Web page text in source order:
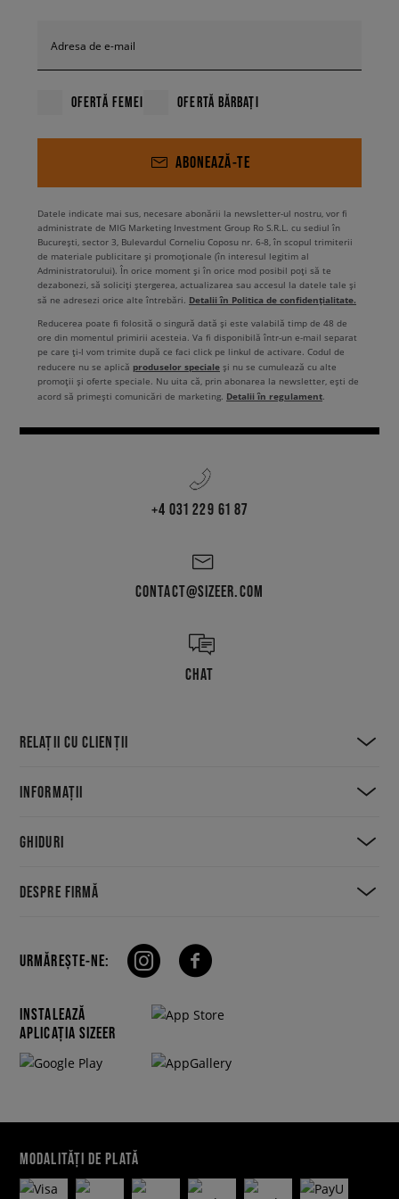
părere ai despre pantofii roz sau galbeni de la Vans?
asortează perfect cu ținutele vestimentare de primăvară-vară. În
clasice, completate de imprimeuri interesante. Te atrage perechea de
brandului? Te așteaptă, de asemenea, versiuni de pantofi cu imprimeu
floral și modelul iconic în carouri. Ce model de teniși pentru copii te
ce te așteaptă la noi și adaugă mai multe în coș, deoarece la
cumpărăturile de peste 250 RON beneficiezi de livrare gratuită.
Adresa de e-mail
OFERTĂ FEMEI OFERTĂ BĂRBAȚI
ABONEAZĂ-TE
Datele indicate mai sus, necesare abonării la newsletter-ul nostru, vor fi
administrate de MIG Marketing Investment Group Ro S.R.L. cu sediul în
București, sector 3, Bulevardul Corneliu Coposu nr. 6-8, în scopul trimiterii
de materiale publicitare și promoționale (în interesul legitim al
Administratorului). În orice moment și în orice mod posibil poți să te
dezabonezi, să soliciți ștergerea, actualizarea sau accesul la datele tale și
să ne adresezi orice alte întrebări. Detalii în Politica de confidențialitate.
Reducerea poate fi folosită o singură dată și este valabilă timp de 48 de
ore din momentul primirii acesteia. Va fi disponibilă într-un e-mail separat
pe care ți-l vom trimite după ce faci click pe linkul de activare. Codul de
reducere nu se aplică produselor speciale și nu se cumulează cu alte
promoții și oferte speciale. Nu uita că, prin abonarea la newsletter, ești de
acord să primești comunicări de marketing. Detalii în regulament
+4 031 229 61 87
CONTACT@SIZEER.COM
CHAT
RELAȚII CU CLIENȚII
INFORMAȚII
GHIDURI
DESPRE FIRMĂ
URMĂREȘTE-NE:
INSTALEAZĂ
APLICAȚIA SIZEER
MODALITĂȚI DE PLATĂ